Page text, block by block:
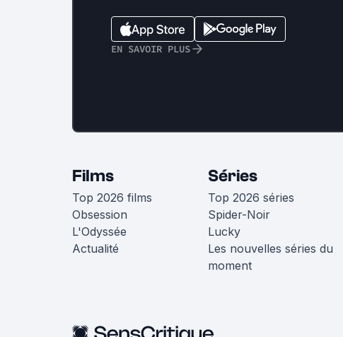
EN SAVOIR PLUS
Films
Top 2026 films
Obsession
L'Odyssée
Actualité
Séries
Top 2026 séries
Spider-Noir
Lucky
Les nouvelles séries du
moment